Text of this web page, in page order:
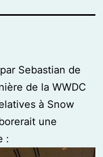
Sebastian de
de la WWDC
à Snow
une
: